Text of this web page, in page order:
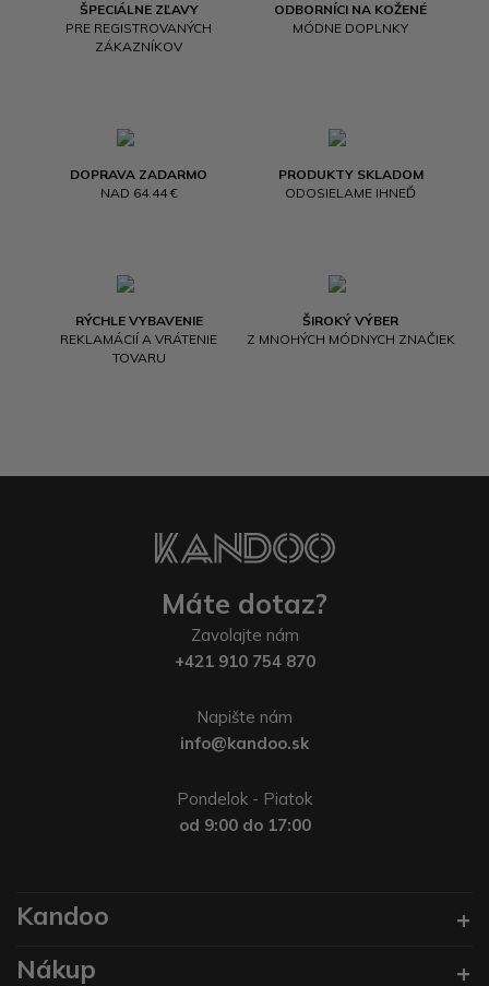
ŠPECIÁLNE ZĽAVY
PRE REGISTROVANÝCH
ZÁKAZNÍKOV
ODBORNÍCI NA KOŽENÉ
MÓDNE DOPLNKY
DOPRAVA ZADARMO
NAD 64.44 €
PRODUKTY SKLADOM
ODOSIELAME IHNEĎ
RÝCHLE VYBAVENIE
REKLAMÁCIÍ A VRÁTENIE
TOVARU
ŠIROKÝ VÝBER
Z MNOHÝCH MÓDNYCH ZNAČIEK
Máte dotaz?
Zavolajte nám
+421 910 754 870
Napište nám
info@kandoo.sk
Pondelok - Piatok
od 9:00 do 17:00
Kandoo
Nákup